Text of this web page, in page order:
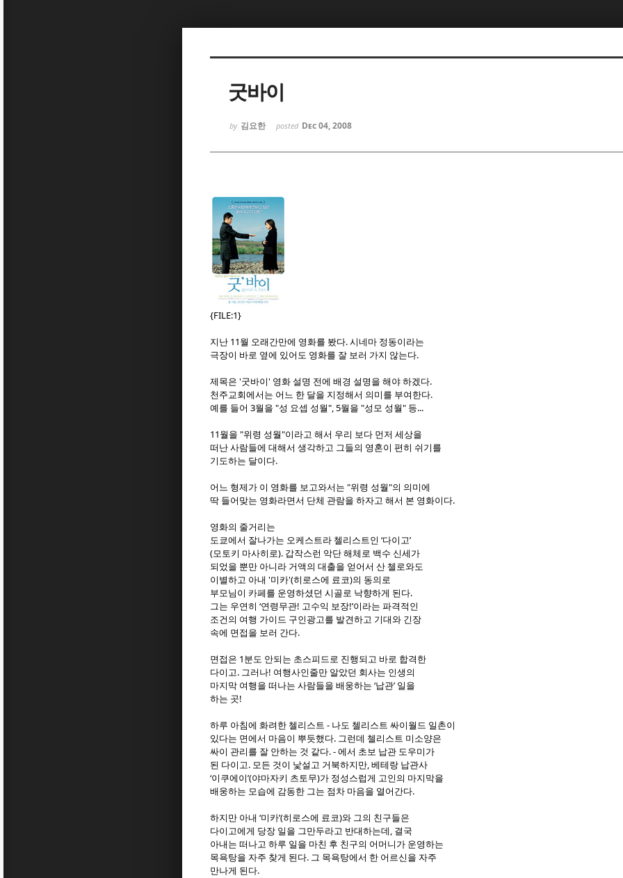
굿바이
by 김요한 posted Dec 04, 2008
{FILE:1}
지난 11월 오래간만에 영화를 봤다. 시네마 정동이라는
극장이 바로 옆에 있어도 영화를 잘 보러 가지 않는다.
제목은 '굿바이' 영화 설명 전에 배경 설명을 해야 하겠다.
천주교회에서는 어느 한 달을 지정해서 의미를 부여한다.
예를 들어 3월을 "성 요셉 성월", 5월을 "성모 성월" 등...
11월을 "위령 성월"이라고 해서 우리 보다 먼저 세상을
떠난 사람들에 대해서 생각하고 그들의 영혼이 편히 쉬기를
기도하는 달이다.
어느 형제가 이 영화를 보고와서는 "위령 성월"의 의미에
딱 들어맞는 영화라면서 단체 관람을 하자고 해서 본 영화이다.
영화의 줄거리는
도쿄에서 잘나가는 오케스트라 첼리스트인 ‘다이고’
(모토키 마사히로). 갑작스런 악단 해체로 백수 신세가
되었을 뿐만 아니라 거액의 대출을 얻어서 산 첼로와도
이별하고 아내 '미카'(히로스에 료코)의 동의로
부모님이 카페를 운영하셨던 시골로 낙향하게 된다.
그는 우연히 ‘연령무관! 고수익 보장!’이라는 파격적인
조건의 여행 가이드 구인광고를 발견하고 기대와 긴장
속에 면접을 보러 간다.
면접은 1분도 안되는 초스피드로 진행되고 바로 합격한
다이고. 그러나! 여행사인줄만 알았던 회사는 인생의
마지막 여행을 떠나는 사람들을 배웅하는 ‘납관’ 일을
하는 곳!
하루 아침에 화려한 첼리스트 - 나도 첼리스트 싸이월드 일촌이
있다는 면에서 마음이 뿌듯했다. 그런데 첼리스트 미소양은
싸이 관리를 잘 안하는 것 같다. - 에서 초보 납관 도우미가
된 다이고. 모든 것이 낯설고 거북하지만, 베테랑 납관사
‘이쿠에이’(야마자키 츠토무)가 정성스럽게 고인의 마지막을
배웅하는 모습에 감동한 그는 점차 마음을 열어간다.
하지만 아내 ‘미카’(히로스에 료코)와 그의 친구들은
다이고에게 당장 일을 그만두라고 반대하는데, 결국
아내는 떠나고 하루 일을 마친 후 친구의 어머니가 운영하는
목욕탕을 자주 찾게 된다. 그 목욕탕에서 한 어르신을 자주
만나게 된다.
Sketchbook5, 스케치북5
Sketchbook5, 스케치북5